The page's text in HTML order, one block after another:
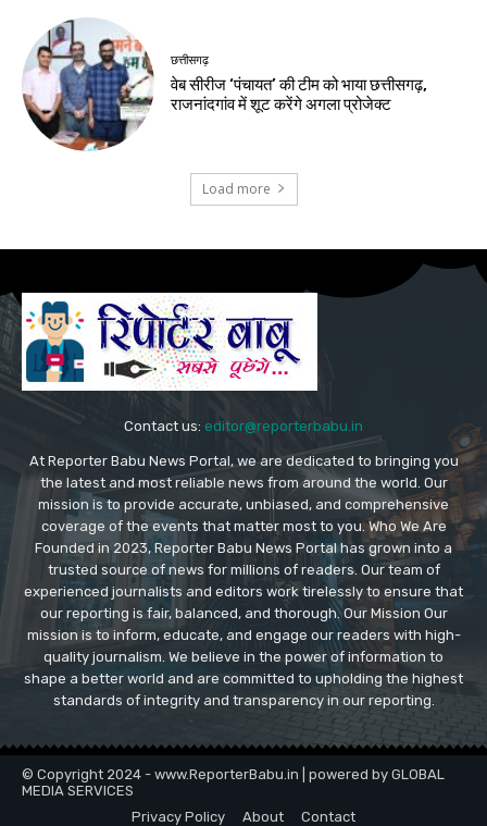
छत्तीसगढ़
वेब सीरीज ‘पंचायत’ की टीम को भाया छत्तीसगढ़,
राजनांदगांव में शूट करेंगे अगला प्रोजेक्ट
Load more
Contact us: editor@reporterbabu.in
At Reporter Babu News Portal, we are dedicated to bringing you
the latest and most reliable news from around the world. Our
mission is to provide accurate, unbiased, and comprehensive
coverage of the events that matter most to you. Who We Are
Founded in 2023, Reporter Babu News Portal has grown into a
trusted source of news for millions of readers. Our team of
experienced journalists and editors work tirelessly to ensure that
our reporting is fair, balanced, and thorough. Our Mission Our
mission is to inform, educate, and engage our readers with high-
quality journalism. We believe in the power of information to
shape a better world and are committed to upholding the highest
standards of integrity and transparency in our reporting.
© Copyright 2024 - www.ReporterBabu.in | powered by GLOBAL
MEDIA SERVICES
Privacy Policy
About Contact